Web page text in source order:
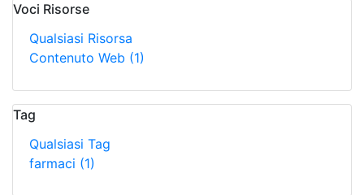
Voci Risorse
Qualsiasi Risorsa
Contenuto Web (1)
Tag
Qualsiasi Tag
farmaci (1)